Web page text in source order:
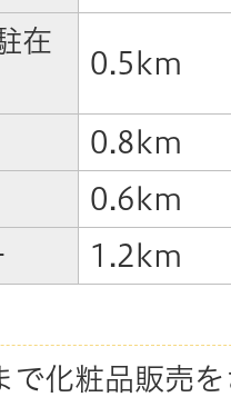
在
0.5km
0.8km
0.6km
1.2km
で化粧品販売